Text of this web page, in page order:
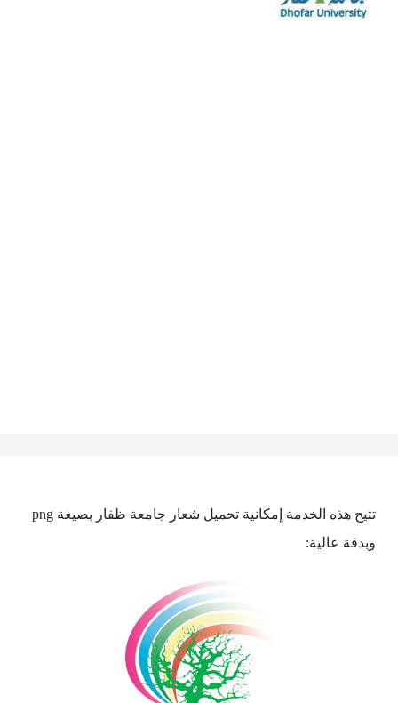
تتيح هذه الخدمة إمكانية تحميل شعار جامعة ظفار بصيغة png
وبدقة عالية: